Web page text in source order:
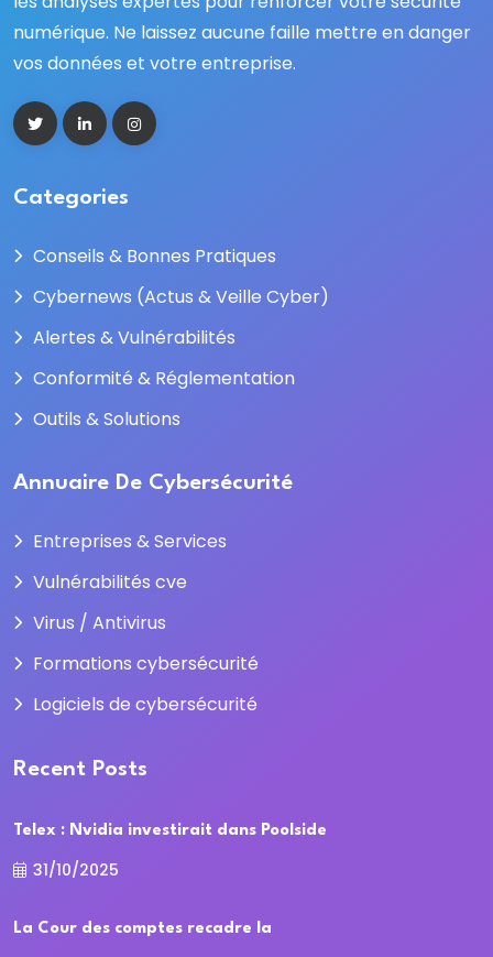
numérique. Ne laissez aucune faille mettre en danger
vos données et votre entreprise.
Categories
Conseils & Bonnes Pratiques
Cybernews (Actus & Veille Cyber)
Alertes & Vulnérabilités
Conformité & Réglementation
Outils & Solutions
Annuaire De Cybersécurité
Entreprises & Services
Vulnérabilités cve
Virus / Antivirus
Formations cybersécurité
Logiciels de cybersécurité
Recent Posts
Telex : Nvidia investirait dans Poolside
31/10/2025
La Cour des comptes recadre la